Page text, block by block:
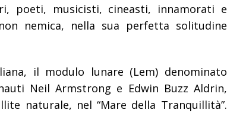
poeti, musicisti, cineasti, innamorati e
nemica, nella sua perfetta solitudine
il modulo lunare (Lem) denominato
Neil Armstrong e Edwin Buzz Aldrin,
naturale, nel “Mare della Tranquillità”.